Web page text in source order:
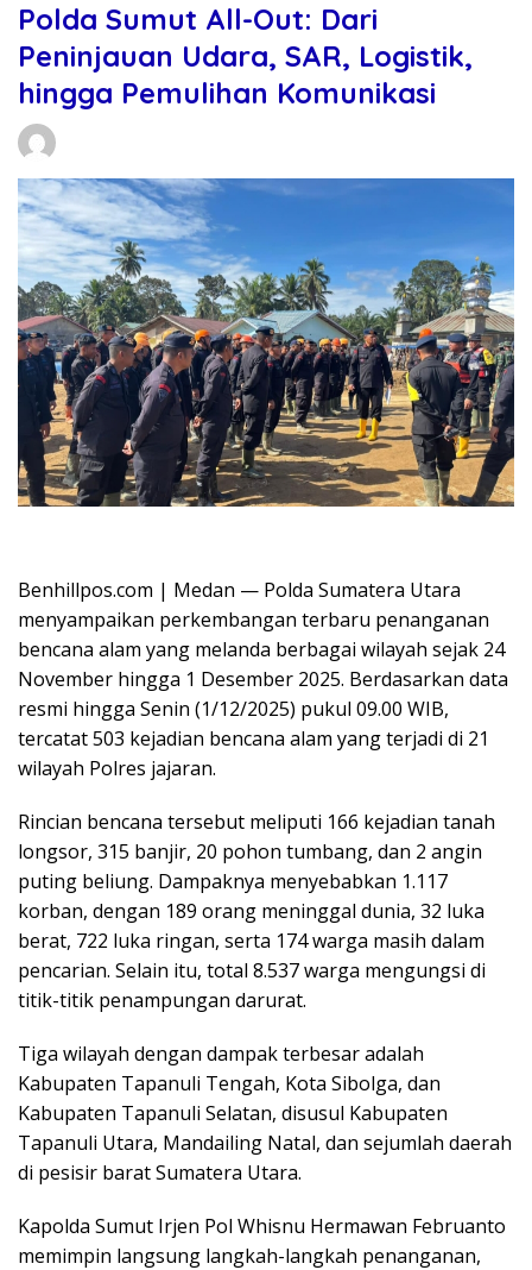
Polda Sumut All-Out: Dari
Peninjauan Udara, SAR, Logistik,
hingga Pemulihan Komunikasi
Benhillpos.com | Medan — Polda Sumatera Utara
menyampaikan perkembangan terbaru penanganan
bencana alam yang melanda berbagai wilayah sejak 24
November hingga 1 Desember 2025. Berdasarkan data
resmi hingga Senin (1/12/2025) pukul 09.00 WIB,
tercatat 503 kejadian bencana alam yang terjadi di 21
wilayah Polres jajaran.
Rincian bencana tersebut meliputi 166 kejadian tanah
longsor, 315 banjir, 20 pohon tumbang, dan 2 angin
puting beliung. Dampaknya menyebabkan 1.117
korban, dengan 189 orang meninggal dunia, 32 luka
berat, 722 luka ringan, serta 174 warga masih dalam
pencarian. Selain itu, total 8.537 warga mengungsi di
titik-titik penampungan darurat.
Tiga wilayah dengan dampak terbesar adalah
Kabupaten Tapanuli Tengah, Kota Sibolga, dan
Kabupaten Tapanuli Selatan, disusul Kabupaten
Tapanuli Utara, Mandailing Natal, dan sejumlah daerah
di pesisir barat Sumatera Utara.
Kapolda Sumut Irjen Pol Whisnu Hermawan Februanto
memimpin langsung langkah-langkah penanganan,